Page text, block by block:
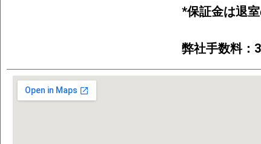
*保証金は退室
弊社手数料：